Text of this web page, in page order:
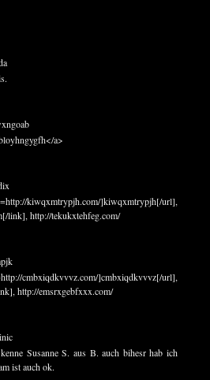
a>
]kiwqxmtrypjh[/url],
link], http://tekukxtehfeg.com/
]cmbxiqdkvvvz[/url],
http://emsrxgebfxxx.com/
Susanne S. aus B. auch bihesr hab ich
ist auch ok.